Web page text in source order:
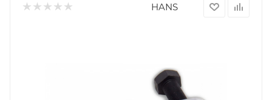
HANS